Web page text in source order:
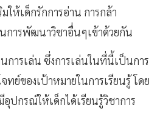
มให้เด็กรักการอ่าน การกล้า
การพัฒนาวิชาอื่นๆเข้าด้วยกัน
การเล่น ซึ่งการเล่นในที่นี้เป็นการ
ทย์ของเป้าหมายในการเรียนรู้ โดย
อุปกรณ์ให้เด็กได้เรียนรู้วิชาการ